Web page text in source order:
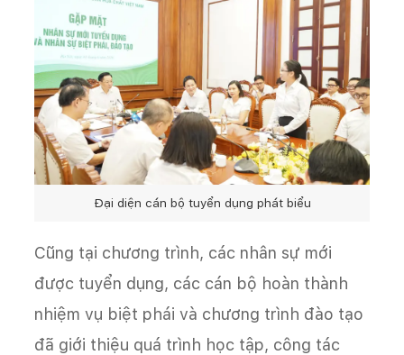
Đại diện cán bộ tuyển dụng phát biểu
Cũng tại chương trình, các nhân sự mới
được tuyển dụng, các cán bộ hoàn thành
nhiệm vụ biệt phái và chương trình đào tạo
đã giới thiệu quá trình học tập, công tác